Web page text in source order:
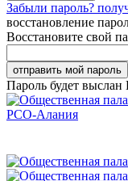
Забыли пароль?
восстановление
Восстановите свой
Пароль будет
РСО-Алания